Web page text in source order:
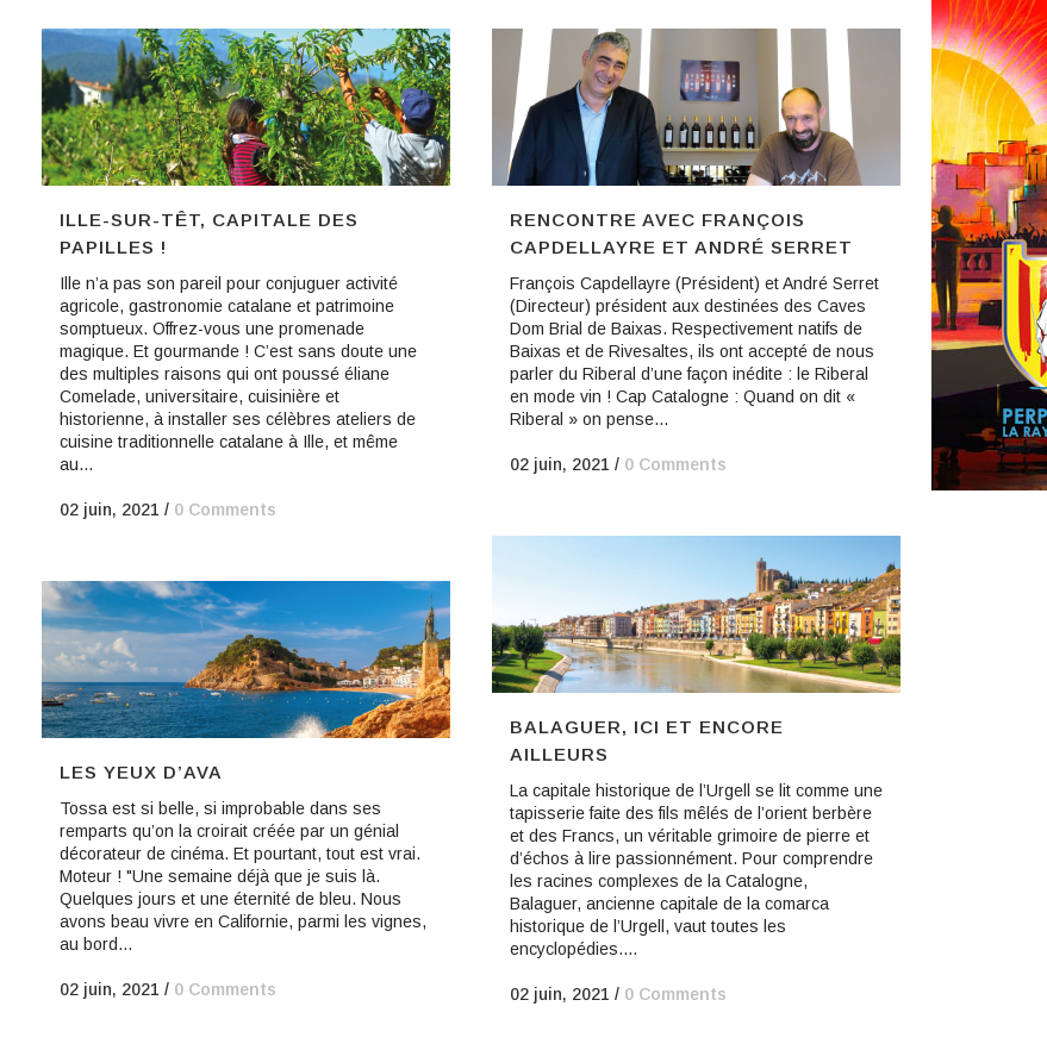
ILLE-SUR-TÊT, CAPITALE DES
PAPILLES !
Ille n’a pas son pareil pour conjuguer activité
agricole, gastronomie catalane et patrimoine
somptueux. Offrez-vous une promenade
magique. Et gourmande ! C’est sans doute une
des multiples raisons qui ont poussé éliane
Comelade, universitaire, cuisinière et
historienne, à installer ses célèbres ateliers de
cuisine traditionnelle catalane à Ille, et même
au...
02 juin, 2021 / 0 Comments
RENCONTRE AVEC FRANÇOIS
CAPDELLAYRE ET ANDRÉ SERRET
François Capdellayre (Président) et André Serret
(Directeur) président aux destinées des Caves
Dom Brial de Baixas. Respectivement natifs de
Baixas et de Rivesaltes, ils ont accepté de nous
parler du Riberal d’une façon inédite : le Riberal
en mode vin ! Cap Catalogne : Quand on dit «
Riberal » on pense...
02 juin, 2021 / 0 Comments
BALAGUER, ICI ET ENCORE
AILLEURS
La capitale historique de l’Urgell se lit comme une
tapisserie faite des fils mêlés de l’orient berbère
et des Francs, un véritable grimoire de pierre et
d’échos à lire passionnément. Pour comprendre
les racines complexes de la Catalogne,
Balaguer, ancienne capitale de la comarca
historique de l’Urgell, vaut toutes les
encyclopédies....
02 juin, 2021 / 0 Comments
LES YEUX D’AVA
Tossa est si belle, si improbable dans ses
remparts qu’on la croirait créée par un génial
décorateur de cinéma. Et pourtant, tout est vrai.
Moteur ! "Une semaine déjà que je suis là.
Quelques jours et une éternité de bleu. Nous
avons beau vivre en Californie, parmi les vignes,
au bord...
02 juin, 2021 / 0 Comments